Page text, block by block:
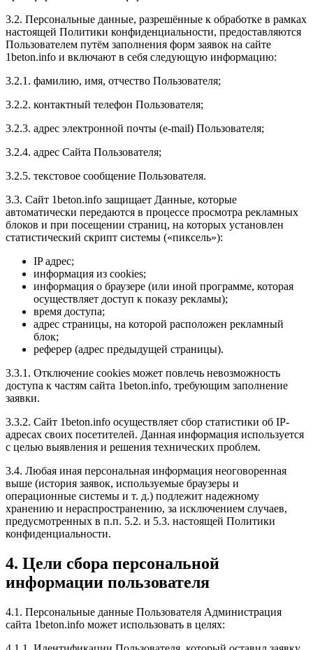
3.2. Персональные данные, разрешённые к обработке в рамках
настоящей Политики конфиденциальности, предоставляются
Пользователем путём заполнения форм заявок на сайте
1beton.info и включают в себя следующую информацию:
3.2.1. фамилию, имя, отчество Пользователя;
3.2.2. контактный телефон Пользователя;
3.2.3. адрес электронной почты (e-mail) Пользователя;
3.2.4. адрес Сайта Пользователя;
3.2.5. текстовое сообщение Пользователя.
3.3. Сайт 1beton.info защищает Данные, которые
автоматически передаются в процессе просмотра рекламных
блоков и при посещении страниц, на которых установлен
статистический скрипт системы («пиксель»):
IP адрес;
информация из cookies;
информация о браузере (или иной программе, которая
осуществляет доступ к показу рекламы);
время доступа;
адрес страницы, на которой расположен рекламный
блок;
реферер (адрес предыдущей страницы).
3.3.1. Отключение cookies может повлечь невозможность
доступа к частям сайта 1beton.info, требующим заполнение
заявки.
3.3.2. Сайт 1beton.info осуществляет сбор статистики об IP-
адресах своих посетителей. Данная информация используется
с целью выявления и решения технических проблем.
3.4. Любая иная персональная информация неоговоренная
выше (история заявок, используемые браузеры и
операционные системы и т. д.) подлежит надежному
хранению и нераспространению, за исключением случаев,
предусмотренных в п.п. 5.2. и 5.3. настоящей Политики
конфиденциальности.
4. Цели сбора персональной
информации пользователя
4.1. Персональные данные Пользователя Администрация
сайта 1beton.info может использовать в целях: